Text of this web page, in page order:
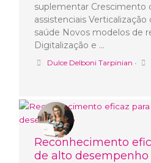
suplementar Crescimento
assistenciais Verticalização
saúde Novos modelos de
Digitalização e …
Dulce Delboni Tarpinian •
Reconhecimento
de alto desempenho